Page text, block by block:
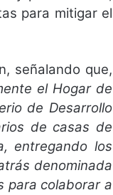
para mitigar el
señalando que,
el Hogar de
de Desarrollo
de casas de
entregando los
denominada
para colaborar a